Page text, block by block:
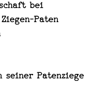
bei
Paten
seiner Patenziege